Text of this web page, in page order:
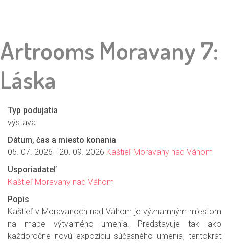
Artrooms Moravany 7:
Láska
Typ podujatia
výstava
Dátum, čas a miesto konania
05. 07. 2026 - 20. 09. 2026 Kaštieľ Moravany nad Váhom
Usporiadateľ
Kaštieľ Moravany nad Váhom
Popis
Kaštieľ v Moravanoch nad Váhom je významným miestom
na mape výtvarného umenia. Predstavuje tak ako
každoročne novú expozíciu súčasného umenia, tentokrát